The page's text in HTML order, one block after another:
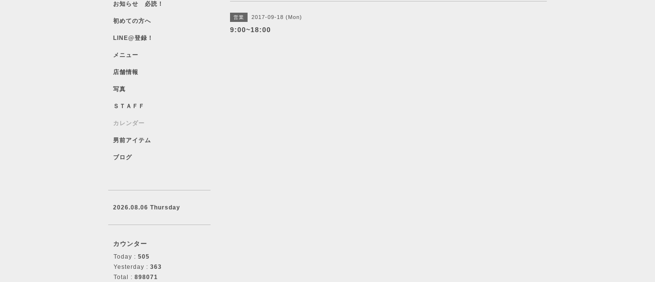
営業 2017-09-18 (Mon)
9:00~18:00
お知らせ 必読！
初めての方へ
LINE@登録！
メニュー
店舗情報
写真
ＳＴＡＦＦ
カレンダー
男前アイテム
ブログ
2026.08.06 Thursday
カウンター
Today : 505
Yesterday : 363
Total : 898071